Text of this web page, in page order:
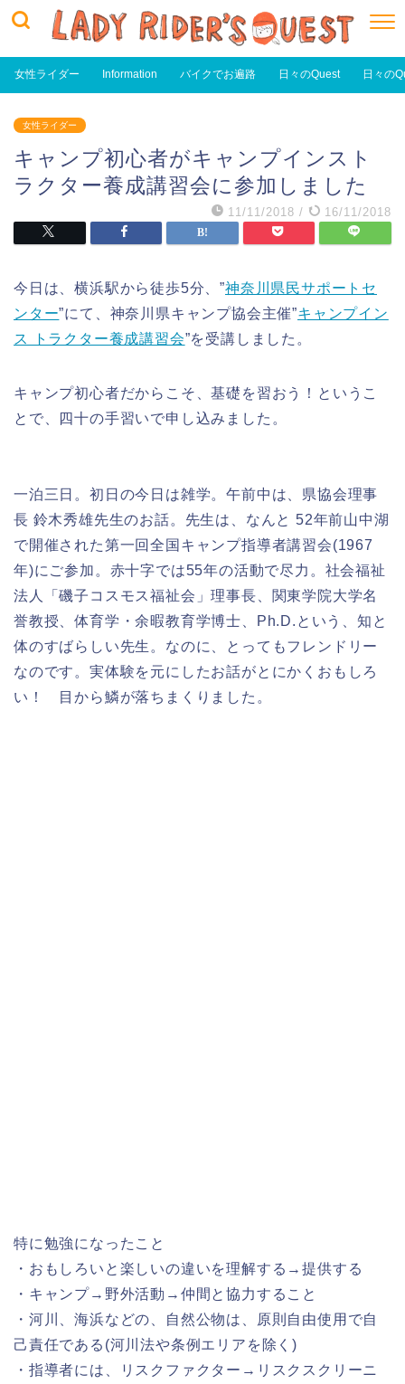
女性ライダー Information バイクでお遍路 日々のQuest 日々の
女性ライダー
キャンプ初心者がキャンプインスト
ラクター養成講習会に参加しました
11/11/2018 / 16/11/2018
今日は、横浜駅から徒歩5分、”神奈川県民サポートセ
ンター”にて、神奈川県キャンプ協会主催”キャンプイン
ス トラクター養成講習会”を受講しました。
キャンプ初心者だからこそ、基礎を習おう！というこ
とで、四十の手習いで申し込みました。
一泊三日。初日の今日は雑学。午前中は、県協会理事
長 鈴木秀雄先生のお話。先生は、なんと 52年前山中湖
で開催された第一回全国キャンプ指導者講習会(1967
年)にご参加。赤十字では55年の活動で尽力。社会福祉
法人「磯子コスモス福祉会」理事長、関東学院大学名
誉教授、体育学・余暇教育学博士、Ph.D.という、知と
体のすばらしい先生。なのに、とってもフレンドリー
なのです。実体験を元にしたお話がとにかくおもしろ
い！ 目から鱗が落ちまくりました。
特に勉強になったこと
・おもしろいと楽しいの違いを理解する→提供する
・キャンプ→野外活動→仲間と協力すること
・河川、海浜などの、自然公物は、原則自由使用で自
己責任である(河川法や条例エリアを除く)
・指導者には、リスクファクター→リスクスクリーニ